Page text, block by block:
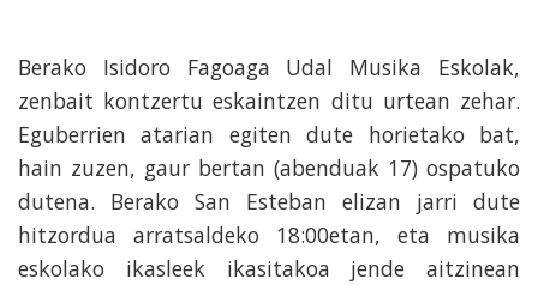
Berako Isidoro Fagoaga Udal Musika Eskolak,
zenbait kontzertu eskaintzen ditu urtean zehar.
Eguberrien atarian egiten dute horietako bat,
hain zuzen, gaur bertan (abenduak 17) ospatuko
dutena. Berako San Esteban elizan jarri dute
hitzordua arratsaldeko 18:00etan, eta musika
eskolako ikasleek ikasitakoa jende aitzinean